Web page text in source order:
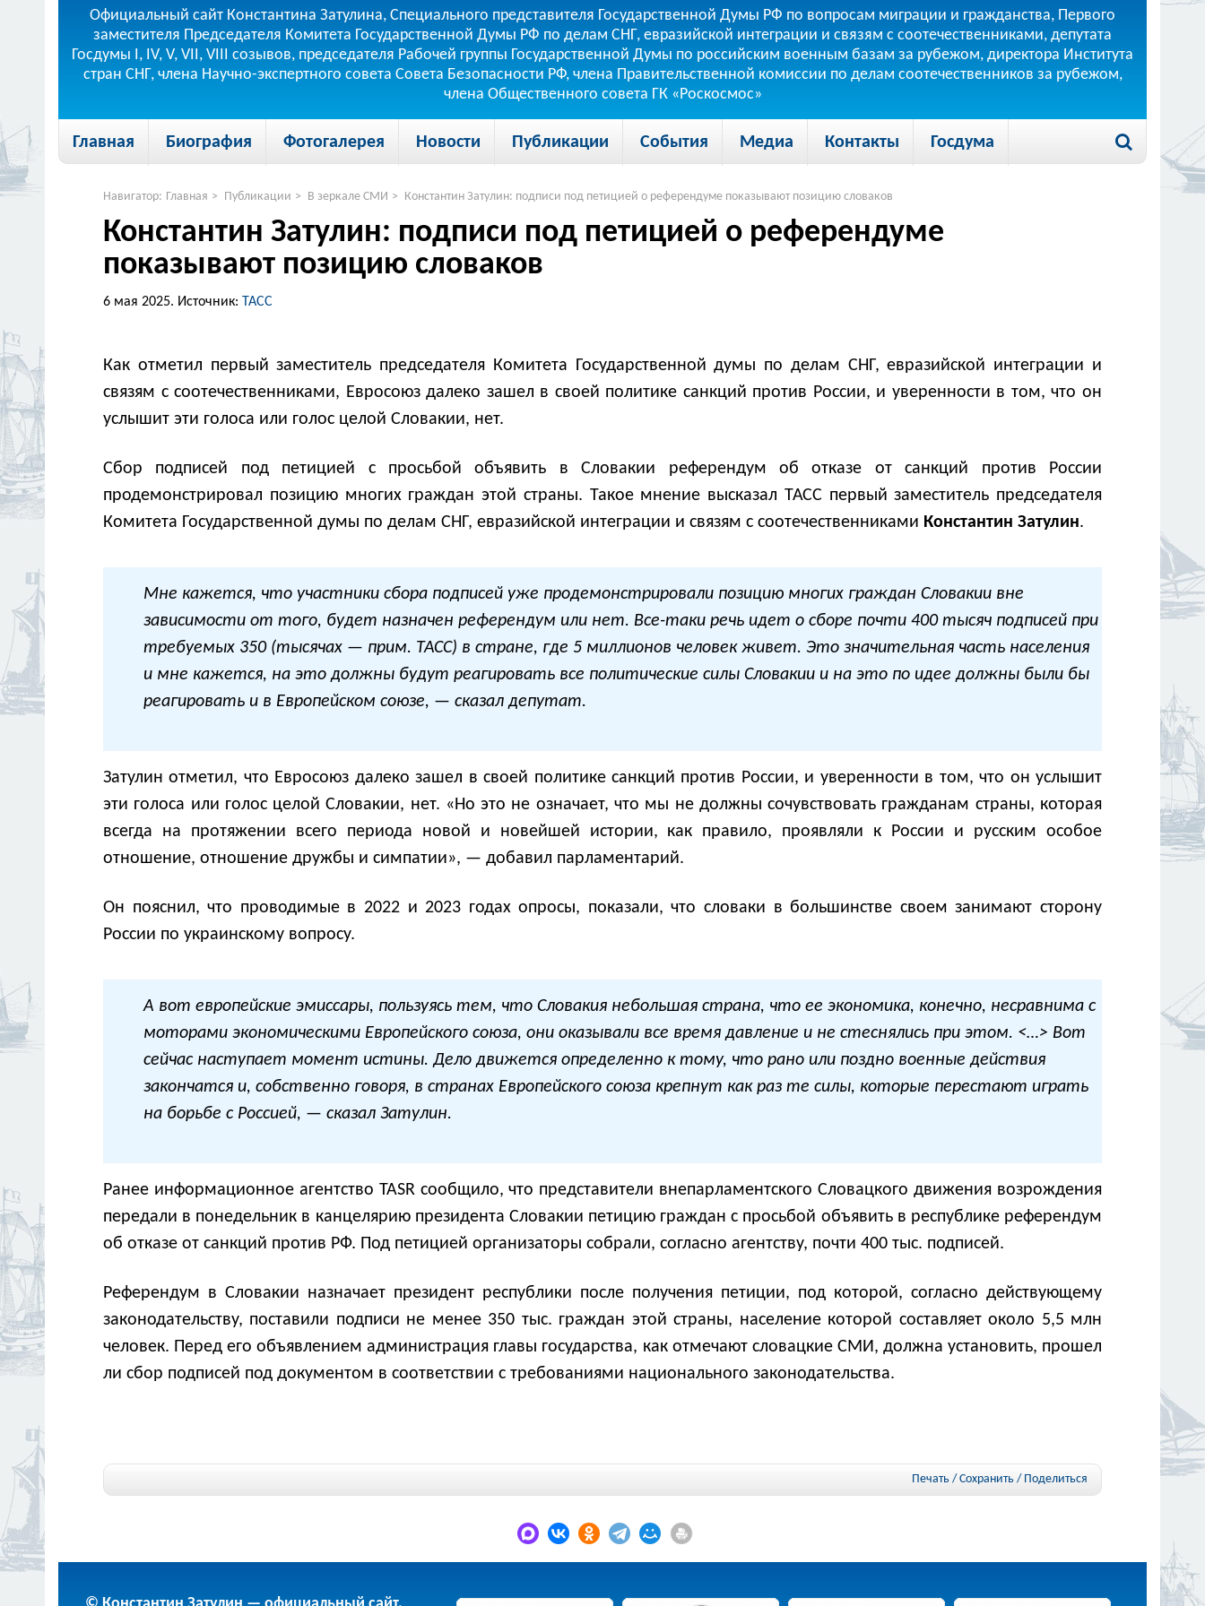
Официальный сайт Константина Затулина, Специального представителя Государственной Думы РФ по вопросам миграции и гражданства, Первого
заместителя Председателя Комитета Государственной Думы РФ по делам СНГ, евразийской интеграции и связям с соотечественниками, депутата
Госдумы I, IV, V, VII, VIII созывов, председателя Рабочей группы Государственной Думы по российским военным базам за рубежом, директора Института
стран СНГ, члена Научно-экспертного совета Совета Безопасности РФ, члена Правительственной комиссии по делам соотечественников за рубежом,
члена Общественного совета ГК «Роскосмос»
Главная Биография Фотогалерея Новости Публикации События Медиа Контакты Госдума
Навигатор: Главная > Публикации > В зеркале СМИ > Константин Затулин: подписи под петицией о референдуме показывают позицию словаков
Константин Затулин: подписи под петицией о референдуме
показывают позицию словаков
6 мая 2025. Источник: ТАСС
Как отметил первый заместитель председателя Комитета Государственной думы по делам СНГ, евразийской интеграции и
связям с соотечественниками, Евросоюз далеко зашел в своей политике санкций против России, и уверенности в том, что он
услышит эти голоса или голос целой Словакии, нет.
Сбор подписей под петицией с просьбой объявить в Словакии референдум об отказе от санкций против России
продемонстрировал позицию многих граждан этой страны. Такое мнение высказал ТАСС первый заместитель председателя
Комитета Государственной думы по делам СНГ, евразийской интеграции и связям с соотечественниками Константин Затулин.
Мне кажется, что участники сбора подписей уже продемонстрировали позицию многих граждан Словакии вне
зависимости от того, будет назначен референдум или нет. Все-таки речь идет о сборе почти 400 тысяч подписей при
требуемых 350 (тысячах — прим. ТАСС) в стране, где 5 миллионов человек живет. Это значительная часть населения
и мне кажется, на это должны будут реагировать все политические силы Словакии и на это по идее должны были бы
реагировать и в Европейском союзе, — сказал депутат.
Затулин отметил, что Евросоюз далеко зашел в своей политике санкций против России, и уверенности в том, что он услышит
эти голоса или голос целой Словакии, нет. «Но это не означает, что мы не должны сочувствовать гражданам страны, которая
всегда на протяжении всего периода новой и новейшей истории, как правило, проявляли к России и русским особое
отношение, отношение дружбы и симпатии», — добавил парламентарий.
Он пояснил, что проводимые в 2022 и 2023 годах опросы, показали, что словаки в большинстве своем занимают сторону
России по украинскому вопросу.
А вот европейские эмиссары, пользуясь тем, что Словакия небольшая страна, что ее экономика, конечно, несравнима с
моторами экономическими Европейского союза, они оказывали все время давление и не стеснялись при этом. <…> Вот
сейчас наступает момент истины. Дело движется определенно к тому, что рано или поздно военные действия
закончатся и, собственно говоря, в странах Европейского союза крепнут как раз те силы, которые перестают играть
на борьбе с Россией, — сказал Затулин.
Ранее информационное агентство TASR сообщило, что представители внепарламентского Словацкого движения возрождения
передали в понедельник в канцелярию президента Словакии петицию граждан с просьбой объявить в республике референдум
об отказе от санкций против РФ. Под петицией организаторы собрали, согласно агентству, почти 400 тыс. подписей.
Референдум в Словакии назначает президент республики после получения петиции, под которой, согласно действующему
законодательству, поставили подписи не менее 350 тыс. граждан этой страны, население которой составляет около 5,5 млн
человек. Перед его объявлением администрация главы государства, как отмечают словацкие СМИ, должна установить, прошел
ли сбор подписей под документом в соответствии с требованиями национального законодательства.
Печать / Сохранить / Поделиться